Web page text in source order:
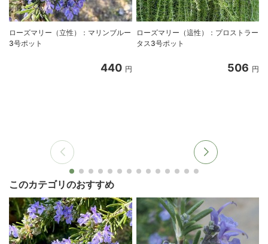
ローズマリー（立性）：マリンブルー
3号ポット
440 円
ローズマリー（這性）：プロストラー
タス3号ポット
506 円
このカテゴリのおすすめ